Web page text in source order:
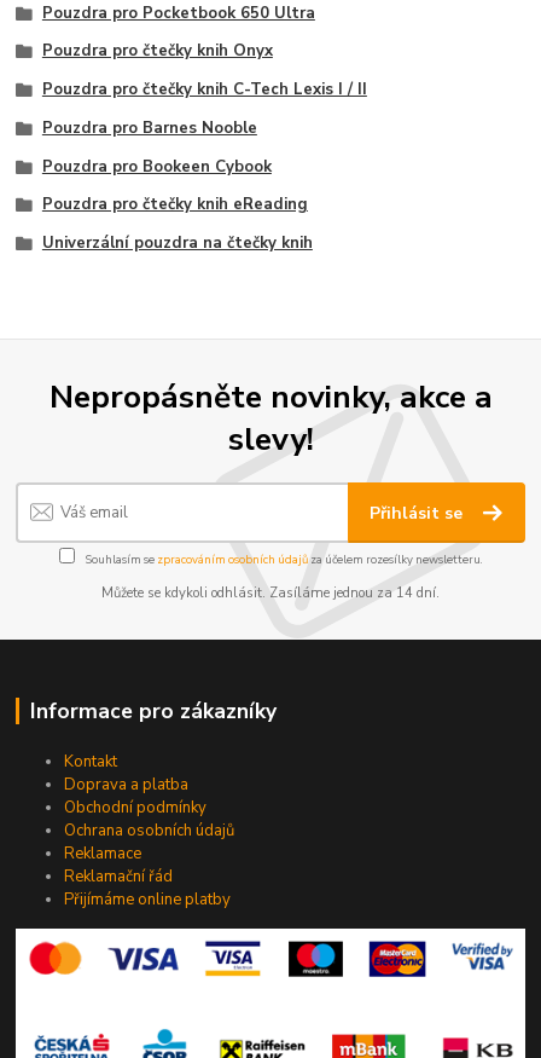
Pouzdra pro Pocketbook 650 Ultra
Pouzdra pro čtečky knih Onyx
Pouzdra pro čtečky knih C-Tech Lexis I / II
Pouzdra pro Barnes Nooble
Pouzdra pro Bookeen Cybook
Pouzdra pro čtečky knih eReading
Univerzální pouzdra na čtečky knih
Nepropásněte novinky, akce a
slevy!
Přihlásit se
Souhlasím se zpracováním osobních údajůza účelem rozesílky newsletteru.
Můžete se kdykoli odhlásit. Zasíláme jednou za 14 dní.
Informace pro zákazníky
Kontakt
Doprava a platba
Obchodní podmínky
Ochrana osobních údajů
Reklamace
Reklamační řád
Přijímáme online platby